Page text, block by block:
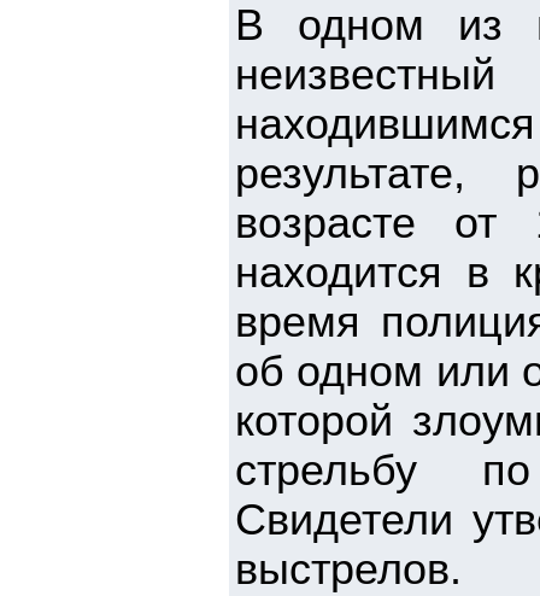
В одном из
возрасте
находится в
время
об одном или
которой
стрельбу
Свидетели
выстрелов.